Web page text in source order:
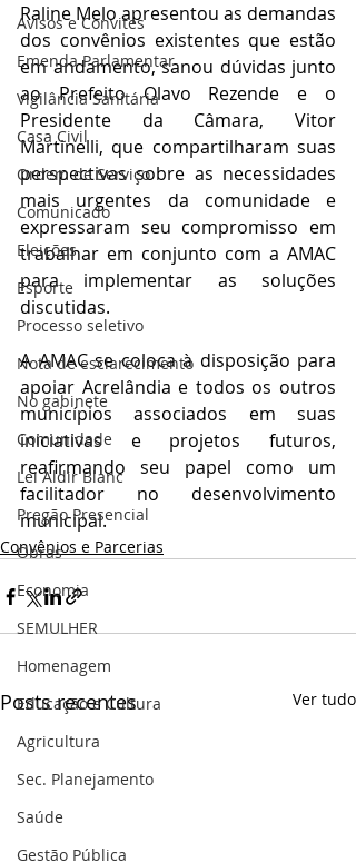
Avisos e Convites
Emenda Parlamentar
Vigilância Sanitária
Casa Civil
Ordem de Serviço
Comunicado
Eleições
Esporte
Processo seletivo
Nota de esclarecimento
No gabinete
Comunidade
Lei Aldir Blanc
Pregão Presencial
Obras
Economia
SEMULHER
Homenagem
Educação e Cultura
Agricultura
Sec. Planejamento
Saúde
Gestão Pública
Raline Melo apresentou as demandas
dos convênios existentes que estão
em andamento, sanou dúvidas junto
ao Prefeito Olavo Rezende e o
Presidente da Câmara, Vitor
Martinelli, que compartilharam suas
perspectivas sobre as necessidades
mais urgentes da comunidade e
expressaram seu compromisso em
trabalhar em conjunto com a AMAC
para implementar as soluções
discutidas.
A AMAC se coloca à disposição para
apoiar Acrelândia e todos os outros
municípios associados em suas
iniciativas e projetos futuros,
reafirmando seu papel como um
facilitador no desenvolvimento
municipal.
Convênios e Parcerias
Posts recentes Ver tudo